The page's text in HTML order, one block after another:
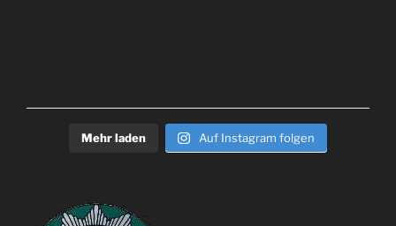
Mehr laden Auf Instagram folgen